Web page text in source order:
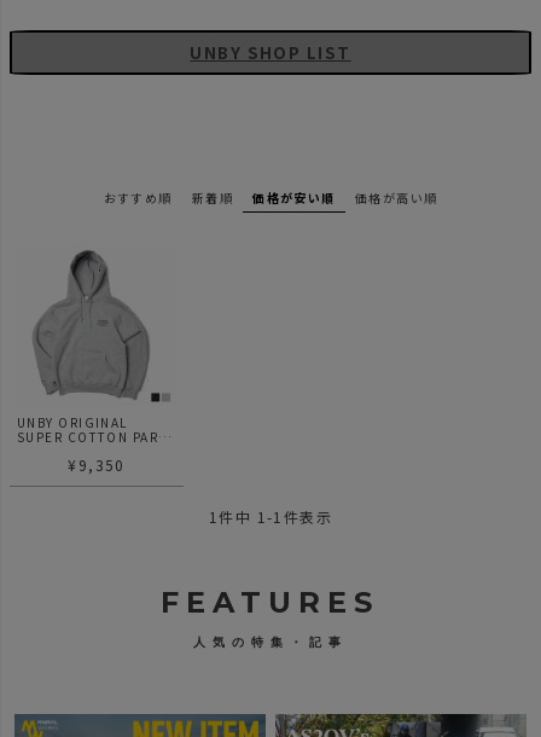
UNBY SHOP LIST
おすすめ順 新着順 価格が安い順 価格が高い順
UNBY ORIGINAL
SUPER COTTON PARKA
パーカー フーディー
¥ 9,350
1件中 1 -1 件表示
FEATURES
人気の特集・記事